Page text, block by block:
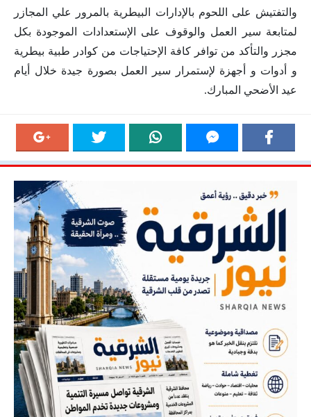
والتفتيش على اللحوم بالإدارات البيطرية بالمرور علي المجازر
لمتابعة سير العمل والوقوف على الإستعدادات الموجودة بكل
مجزر والتأكد من توافر كافة الإحتياجات من كوادر طبية بيطرية
و أدوات و أجهزة لإستمرار سير العمل بصورة جيدة خلال أيام
عيد الأضحي المبارك.